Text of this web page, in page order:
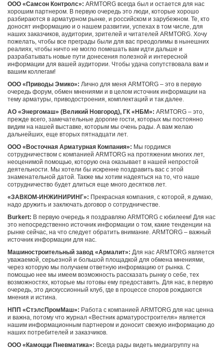
ООО «Самсон Контролс»: ARMTORG всегда был и остается для нас
хорошим партнером. В первую очередь это люди, которые хорошо
разбираются в арматурном рынке, и российском и зарубежном. Те, кто
доносят информацию и о нашем развитии, успехах в том числе, для
наших заказчиков, аудитории, зрителей и читателей ARMTORG. Хочу
пожелать, чтобы все преграды были для вас преодолимы в нынешних
реалиях, чтобы ничто не могло помешать вам идти дальше и
разрабатывать новые пути донесения полезной и интересной
информации для вашей аудитории. Чтобы удача сопутствовала вам и
вашим коллегам!
ООО «Приводы Эмико»: Лично для меня ARMTORG – это в первую
очередь форум, обмен мнениями и в целом источник информации на
тему арматуры, приводостроения, комплектаций и так далее.
АО «Энергомаш» (Великий Новгород), ГК «НБМ»: ARMTORG – это,
прежде всего, замечательные дорогие гости, которых мы постоянно
видим на нашей выставке, которым мы очень рады. А вам желаю
дальнейших, еще вторых пятнадцати лет.
ООО «Восточная Арматурная Компания»: Мы гордимся
сотрудничеством с компанией ARMTORG на протяжении многих лет,
неоценимой помощью, которую она оказывает в нашей непростой
деятельности. Мы хотели бы искренне поздравить вас с этой
знаменательной датой. Также мы хотим надеяться на то, что наше
сотрудничество будет длиться еще много десятков лет.
«ЗАВКОМ-ИНЖИНИРИНГ»: Прекрасная компания, с которой, я думаю,
надо дружить и заключать договор о сотрудничестве.
Burkert: В первую очередь я поздравляю ARMTORG с юбилеем! Для нас
это непосредственно источник информации о том, какие тенденции на
рынке сейчас, на что следует обратить внимание. ARMTORG – важный
источник информации для нас.
Машиностроительный завод «Армалит»: Для нас ARMTORG является
уважаемой, серьезной и большой площадкой для обмена мнениями,
через которую мы получаем ответную информацию от рынка. С
помощью нее мы имеем возможность рассказать рынку о себе, тех
возможностях, которые мы готовы ему предоставить. Для нас, в первую
очередь, это дискуссионный клуб, где в процессе споров рождаются
мнения и истина.
НПП «СтэлсПромМаш»: Работа с компанией ARMTORG для нас ценна
и важна, потому что журнал «Вестник арматуростроителя» является
нашим информационным партнером и доносит свежую информацию до
наших потребителей и заказчиков.
ООО «Камоцци Пневматика»: Всегда рады видеть медиагруппу на